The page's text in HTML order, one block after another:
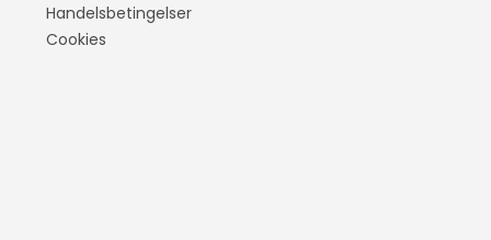
Handelsbetingelser
Cookies